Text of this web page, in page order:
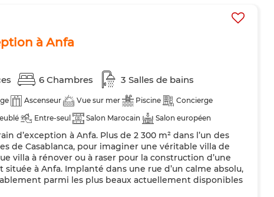
à Anfa
6 Chambres 3 Salles de bains
Ascenseur Vue sur mer Piscine
Concierge
Entre-seul Salon Marocain
Salon européen
Climatisation Chauffage central
Sécurité
Cuisine équipée Réfrigérateur
Four
d’exception à Anfa. Plus de 2 300 m² dans l’un des
de Casablanca, pour imaginer une véritable villa de
villa à rénover ou à raser pour la construction d’une
à Anfa. Implanté dans une rue d’un calme absolu,
parmi les plus beaux actuellement disponibles